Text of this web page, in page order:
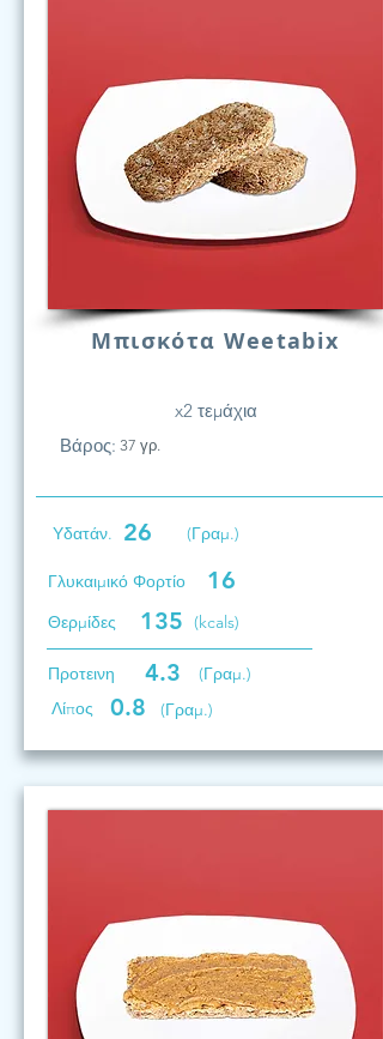
Μπισκότα Weetabix
x2 τεμάχια
Βάρος: 37 γρ.
Υδατάν. 26 (Γραμ.)
Γλυκαιμικό Φορτίο 16
Θερμίδες 135 (kcals)
Προτεινη 4.3
(Γραμ.)
Λίπος
0.8 (Γραμ.)